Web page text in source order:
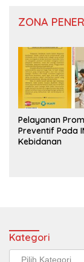
ZONA
Pelayanan
Preventif Pada
Kebidanan
Kategori
Kategori